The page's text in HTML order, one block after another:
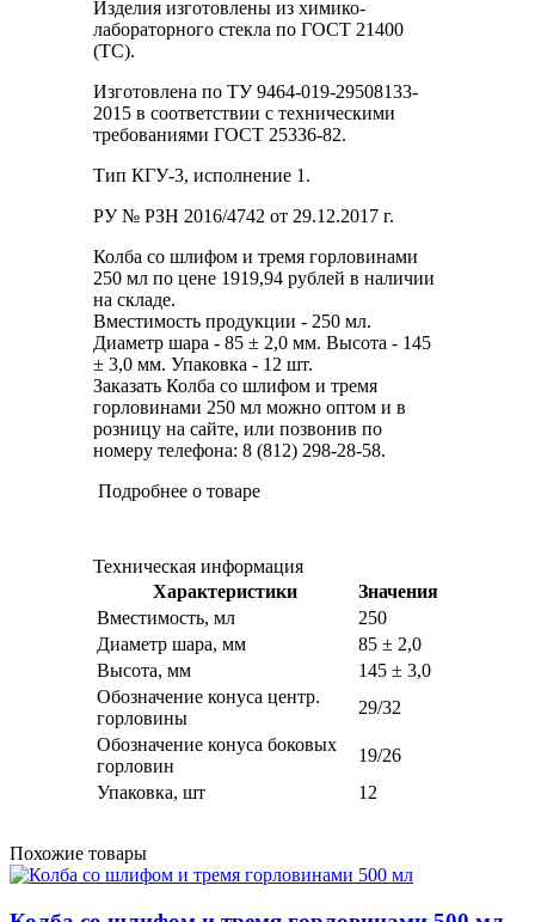
Изделия изготовлены из химико-
лабораторного стекла по ГОСТ 21400
(ТС).
Изготовлена по ТУ 9464-019-29508133-
2015 в соответствии с техническими
требованиями ГОСТ 25336-82.
Тип КГУ-3, исполнение 1.
РУ № РЗН 2016/4742 от 29.12.2017 г.
Колба со шлифом и тремя горловинами
250 мл по цене 1919,94 рублей в наличии
на складе.
Вместимость продукции - 250 мл.
Диаметр шара - 85 ± 2,0 мм. Высота - 145
± 3,0 мм. Упаковка - 12 шт.
Заказать Колба со шлифом и тремя
горловинами 250 мл можно оптом и в
розницу на сайте, или позвонив по
номеру телефона: 8 (812) 298-28-58.
Подробнее о товаре
Техническая информация
Характеристики
Значения
Вместимость, мл
250
Диаметр шара, мм
85 ± 2,0
Высота, мм
145 ± 3,0
Обозначение конуса центр.
горловины
29/32
Обозначение конуса боковых
горловин
19/26
Упаковка, шт
12
Похожие товары